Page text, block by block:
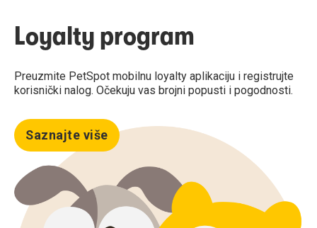
Loyalty program
Preuzmite PetSpot mobilnu loyalty aplikaciju i registrujte
korisnički nalog. Očekuju vas brojni popusti i pogodnosti.
Saznajte više